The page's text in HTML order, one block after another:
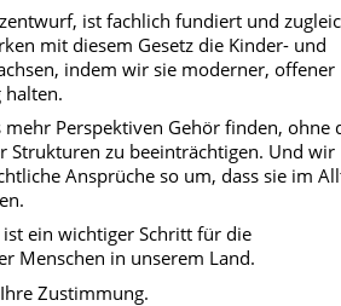
ist fachlich fundiert und
mit diesem Gesetz die Kinder- und
indem wir sie moderner, offener
halten.
Perspektiven Gehör finden, ohne
Strukturen zu beeinträchtigen. Und wir
Ansprüche so um, dass sie im
ein wichtiger Schritt für die
Menschen in unserem Land.
Zustimmung.